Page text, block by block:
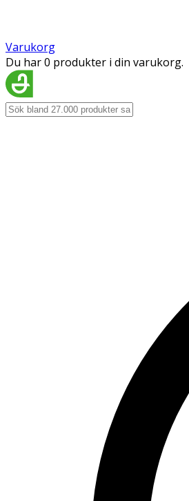
Varukorg
Du har 0 produkter i din varukorg.